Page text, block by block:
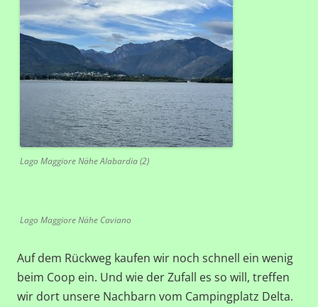
Lago Maggiore Nähe Alabardia (2)
Lago Maggiore Nähe Caviano
Auf dem Rückweg kaufen wir noch schnell ein wenig
beim Coop ein. Und wie der Zufall es so will, treffen
wir dort unsere Nachbarn vom Campingplatz Delta.